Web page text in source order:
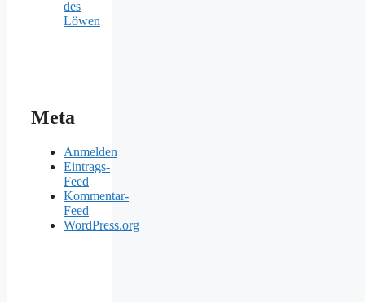
des
Löwen
Meta
Anmelden
Eintrags-
Feed
Kommentar-
Feed
WordPress.org